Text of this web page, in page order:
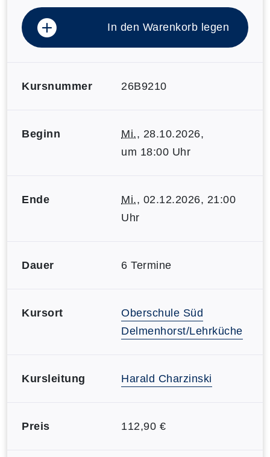
In den Warenkorb legen
Kursnummer 26B9210
Beginn Mi., 28.10.2026,
um 18:00 Uhr
Ende Mi., 02.12.2026, 21:00
Uhr
Dauer 6 Termine
Kursort
Oberschule Süd
Delmenhorst/Lehrküche
Kursleitung Harald Charzinski
Preis 112,90 €